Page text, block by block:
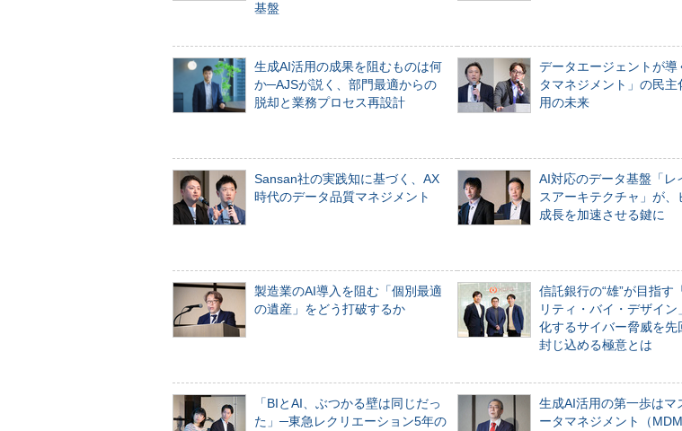
基盤
生成AI活用の成果を阻むものは何
か─AJSが説く、部門最適からの
脱却と業務プロセス再設計
データエージェントが導
タマネジメント」の民主
用の未来
Sansan社の実践知に基づく、AX
時代のデータ品質マネジメント
AI対応のデータ基盤「レ
スアーキテクチャ」が、
成長を加速させる鍵に
製造業のAI導入を阻む「個別最適
の遺産」をどう打破するか
信託銀行の“雄”が目指す
リティ・バイ・デザイン
化するサイバー脅威を先
封じ込める極意とは
「BIとAI、ぶつかる壁は同じだっ
た」─東急レクリエーション5年の
生成AI活用の第一歩はマ
ータマネジメント（